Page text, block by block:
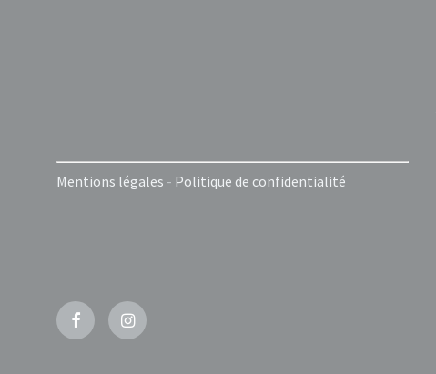
Mentions légales - Politique de confidentialité
FacebookInstagram